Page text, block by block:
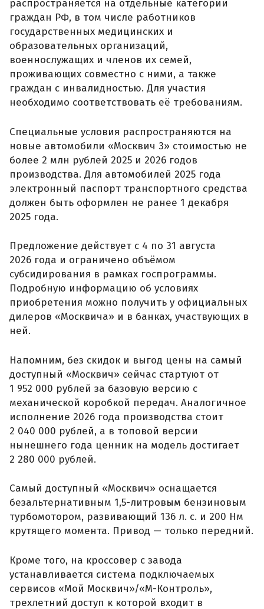
распространяется на отдельные категории
граждан РФ, в том числе работников
государственных медицинских и
образовательных организаций,
военнослужащих и членов их семей,
проживающих совместно с ними, а также
граждан с инвалидностью. Для участия
необходимо соответствовать её требованиям.
Специальные условия распространяются на
новые автомобили «Москвич 3» стоимостью не
более 2 млн рублей 2025 и 2026 годов
производства. Для автомобилей 2025 года
электронный паспорт транспортного средства
должен быть оформлен не ранее 1 декабря
2025 года.
Предложение действует с 4 по 31 августа
2026 года и ограничено объёмом
субсидирования в рамках госпрограммы.
Подробную информацию об условиях
приобретения можно получить у официальных
дилеров «Москвича» и в банках, участвующих в
ней.
Напомним, без скидок и выгод цены на самый
доступный «Москвич» сейчас стартуют от
1 952 000 рублей за базовую версию с
механической коробкой передач. Аналогичное
исполнение 2026 года производства стоит
2 040 000 рублей, а в топовой версии
нынешнего года ценник на модель достигает
2 280 000 рублей.
Самый доступный «Москвич» оснащается
безальтернативным 1,5-литровым бензиновым
турбомотором, развивающий 136 л. с. и 200 Нм
крутящего момента. Привод — только передний.
Кроме того, на кроссовер с завода
устанавливается система подключаемых
сервисов «Мой Москвич»/«М-Контроль»,
трехлетний доступ к которой входит в